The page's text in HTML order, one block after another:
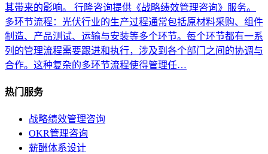
其带来的影响。 行隆咨询提供《战略绩效管理咨询》服务。
多环节流程：光伏行业的生产过程通常包括原材料采购、组件
制造、产品测试、运输与安装等多个环节。每个环节都有一系
列的管理流程需要跟进和执行，涉及到各个部门之间的协调与
合作。这种复杂的多环节流程使得管理任…
热门服务
战略绩效管理咨询
OKR管理咨询
薪酬体系设计